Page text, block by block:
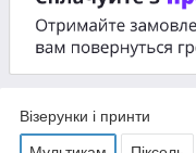
Візерунки і принти